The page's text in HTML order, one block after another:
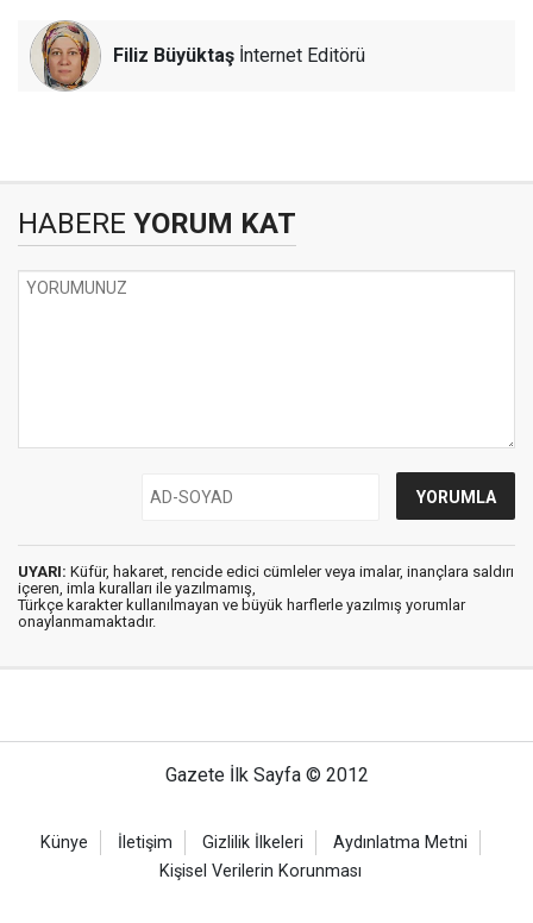
Filiz Büyüktaş İnternet Editörü
HABERE YORUM KAT
UYARI: Küfür, hakaret, rencide edici cümleler veya imalar, inançlara saldırı
içeren, imla kuralları ile yazılmamış,
Türkçe karakter kullanılmayan ve büyük harflerle yazılmış yorumlar
onaylanmamaktadır.
Gazete İlk Sayfa © 2012
Künye İletişim Gizlilik İlkeleri
Aydınlatma Metni
Kişisel Verilerin Korunması